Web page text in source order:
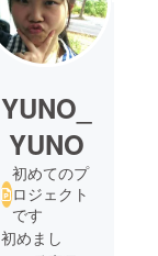
YUNO_
YUNO
初めてのプ
ロジェクト
です
初めまし